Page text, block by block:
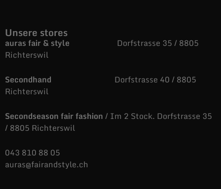
Unsere stores
auras fair & style Dorfstrasse 35 / 8805
Richterswil
Secondhand Dorfstrasse 40 / 8805
Richterswil
Secondseason fair fashion/ Im 2 Stock. Dorfstrasse 35
/ 8805 Richterswil
043 810 88 05
auras@fairandstyle.ch